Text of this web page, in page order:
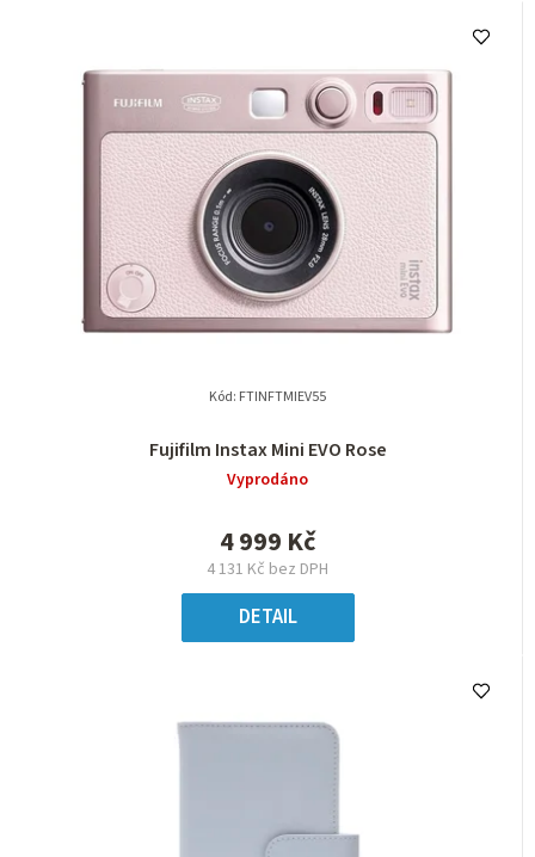
Fujifilm Instax Mini EVO Rose
Vyprodáno
4 131 Kč bez DPH
4 999 Kč
DETAIL
Kód: FTINFTMIEV55